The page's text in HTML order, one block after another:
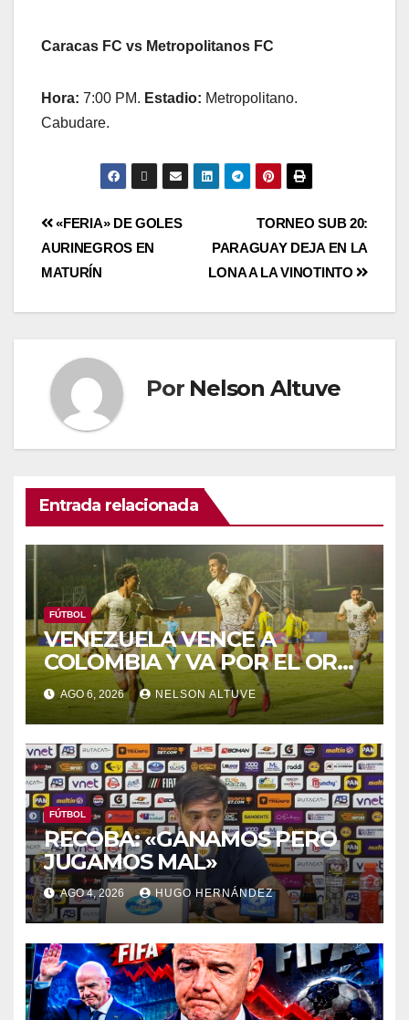
Caracas FC vs Metropolitanos FC
Hora: 7:00 PM. Estadio: Metropolitano.
Cabudare.
TORNEO SUB 20:
PARAGUAY DEJA EN LA
LONA A LA VINOTINTO
«FERIA» DE GOLES
AURINEGROS EN
MATURÍN
Por Nelson Altuve
Entrada relacionada
FÚTBOL
VENEZUELA VENCE A
COLOMBIA Y VA POR EL ORO
DE LOS JCAC
AGO 6, 2026 NELSON ALTUVE
FÚTBOL
RECOBA: «GANAMOS PERO
JUGAMOS MAL»
AGO 4, 2026 HUGO HERNÁNDEZ